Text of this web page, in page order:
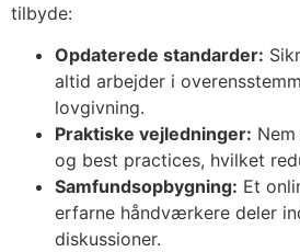
tilbyde:
Opdaterede standarder:
altid arbejder i
lovgivning.
Praktiske vejledninger:
og best practices, hvilket
Samfundsopbygning: Et
erfarne håndværkere deler
diskussioner.